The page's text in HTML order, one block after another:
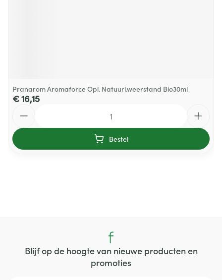
Pranarom Aromaforce Opl. Natuurl.weerstand Bio30ml
€ 16,15
Bestel
Blijf op de hoogte van nieuwe producten en
promoties